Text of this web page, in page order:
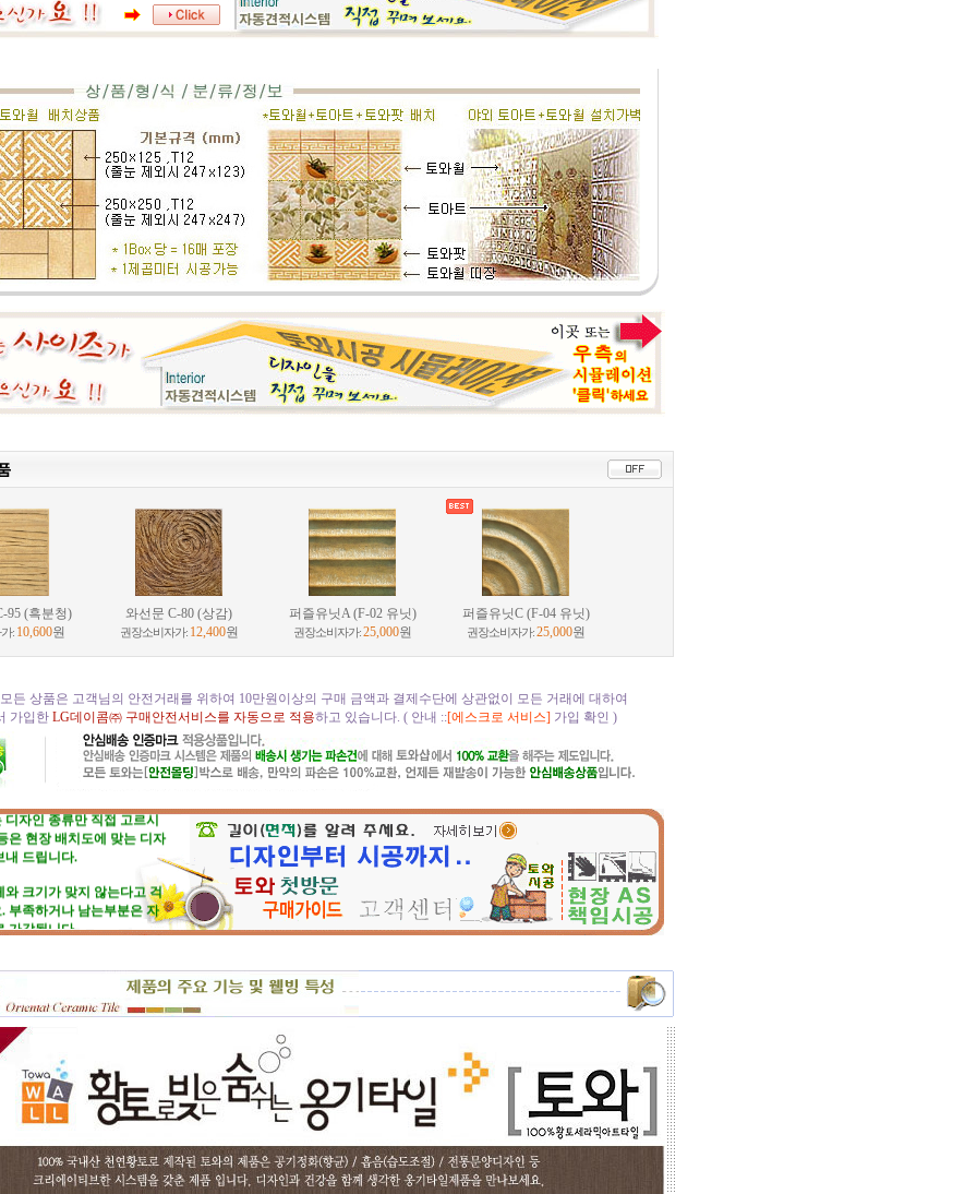
95 (흑분청)
: 10,600원
와선문 C-80 (상감)
권장소비자가: 12,400원
퍼즐유닛A (F-02 유닛)
권장소비자가:25,000원
퍼즐유닛C (F-04 유닛)
권장소비자가:25,000원
든 상품은 고객님의 안전거래를 위하여 10만원이상의 구매 금액과 결제수단에 상관없이 모든 거래에 대하여
입한 LG데이콤㈜ 구매안전서비스를 자동으로 적용하고 있습니다. ( 안내 ::[에스크로 서비스] 가입 확인 )
문, 시공의뢰 절차☆
디자인 종류만 직접 고르시
은 현장 배치도에 맞는 디자
내 드립니다.
와 크기가 맞지 않는다고 걱
부족하거나 남는부분은 자
가감됩니다.
으니, 근처에 타일공을 불러
하시고, 번거러워 저희 시공
하시면, 시공 포함한 세부 견
니다.
벽화는 토아트에서..
벽체 가로세로 크기를 줄자
대략 재어 보시고,
인+견적을 드립니다.
라 포인트 벽화부분 즉, 토